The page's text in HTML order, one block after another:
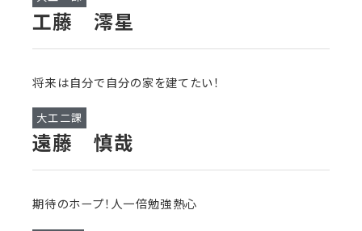
工藤 澪星
将来は自分で自分の家を建てたい！
大工二課
遠藤 慎哉
期待のホープ！人一倍勉強熱心